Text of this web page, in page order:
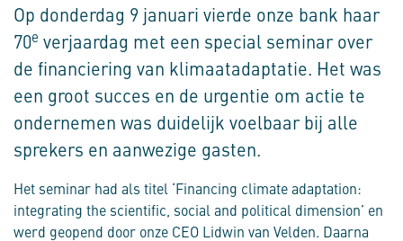
Op donderdag 9 januari vierde onze bank haar
70e verjaardag met een special seminar over
de financiering van klimaatadaptatie. Het was
een groot succes en de urgentie om actie te
ondernemen was duidelijk voelbaar bij alle
sprekers en aanwezige gasten.
Het seminar had als titel ‘Financing climate adaptation:
integrating the scientific, social and political dimension’ en
werd geopend door onze CEO Lidwin van Velden. Daarna